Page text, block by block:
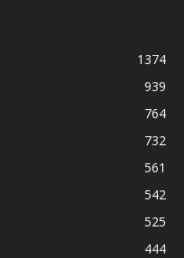
1374
939
764
732
561
542
525
444